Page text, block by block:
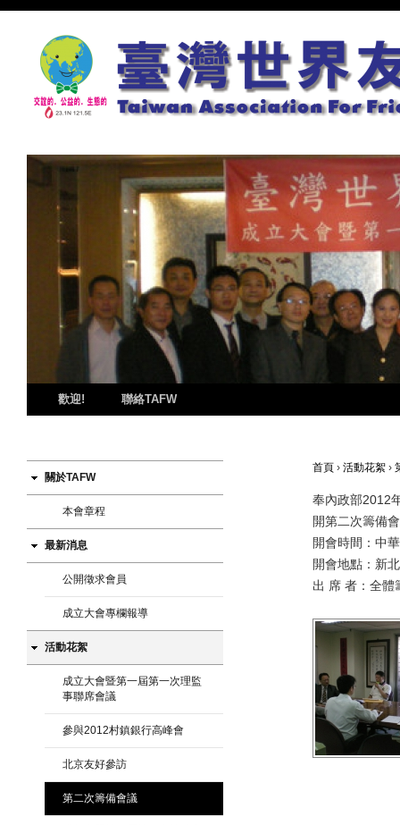
歡迎! 聯絡TAFW
首頁 › 活動花絮 ›
奉內政部2012
開第二次籌備
開會時間：中
開會地點： 新
出 席 者：全體
關於TAFW
本會章程
最新消息
公開徵求會員
成立大會專欄報導
活動花絮
成立大會暨第一屆第一次理監
事聯席會議
參與2012村鎮銀行高峰會
北京友好參訪
第二次籌備會議